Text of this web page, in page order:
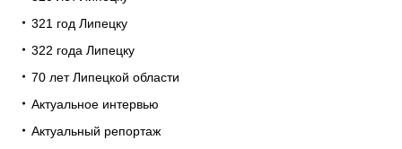
321 год Липецку
322 года Липецку
70 лет Липецкой области
Актуальное интервью
Актуальный репортаж